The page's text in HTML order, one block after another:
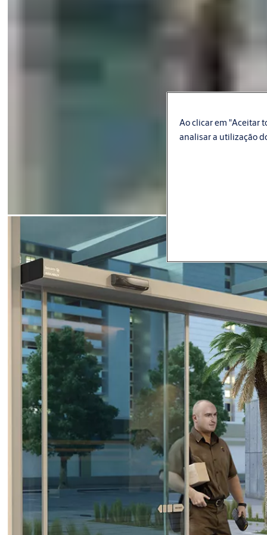
Ao clicar em "Aceitar
analisar a utilização